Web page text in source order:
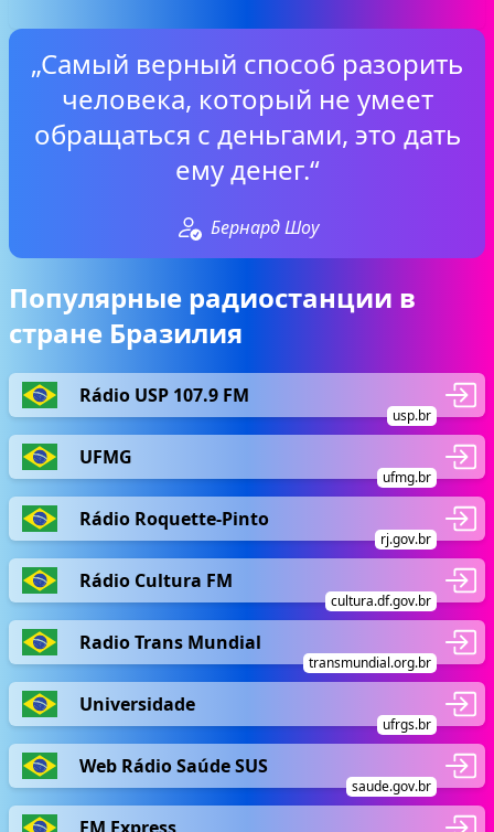
„Самый верный способ разорить
человека, который не умеет
обращаться с деньгами, это дать
ему денег.“
Бернард Шоу
Популярные радиостанции в
стране Бразилия
Rádio USP 107.9 FM
usp.br
UFMG
ufmg.br
Rádio Roquette-Pinto
rj.gov.br
Rádio Cultura FM
cultura.df.gov.br
Radio Trans Mundial
transmundial.org.br
Universidade
ufrgs.br
Web Rádio Saúde SUS
saude.gov.br
FM Express